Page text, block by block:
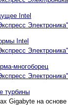
Intel
Электроника"
Intel
Электроника"
многоборец
Электроника"
турбины
Gigabyte на